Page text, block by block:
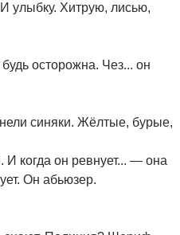
И улыбку. Хитрую, лисью,
осторожна. Чез... он
синяки. Жёлтые, бурые,
когда он ревнует... — она
Он абьюзер.